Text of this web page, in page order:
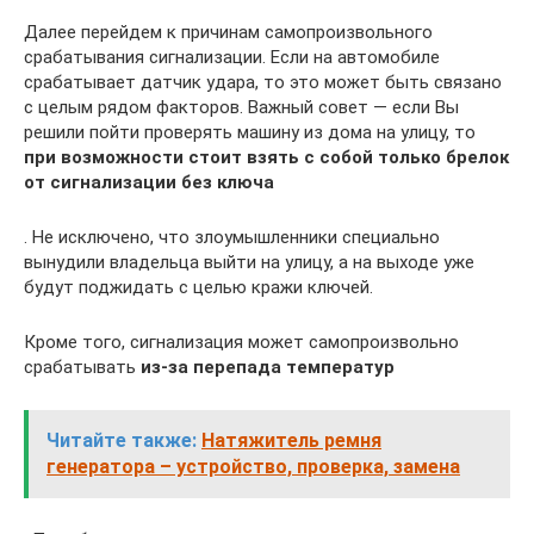
Далее перейдем к причинам самопроизвольного
срабатывания сигнализации. Если на автомобиле
срабатывает датчик удара, то это может быть связано
с целым рядом факторов. Важный совет — если Вы
решили пойти проверять машину из дома на улицу, то
при возможности стоит взять с собой только брелок
от сигнализации без ключа
. Не исключено, что злоумышленники специально
вынудили владельца выйти на улицу, а на выходе уже
будут поджидать с целью кражи ключей.
Кроме того, сигнализация может самопроизвольно
срабатывать из-за перепада температур
Читайте также: Натяжитель ремня
генератора – устройство, проверка, замена